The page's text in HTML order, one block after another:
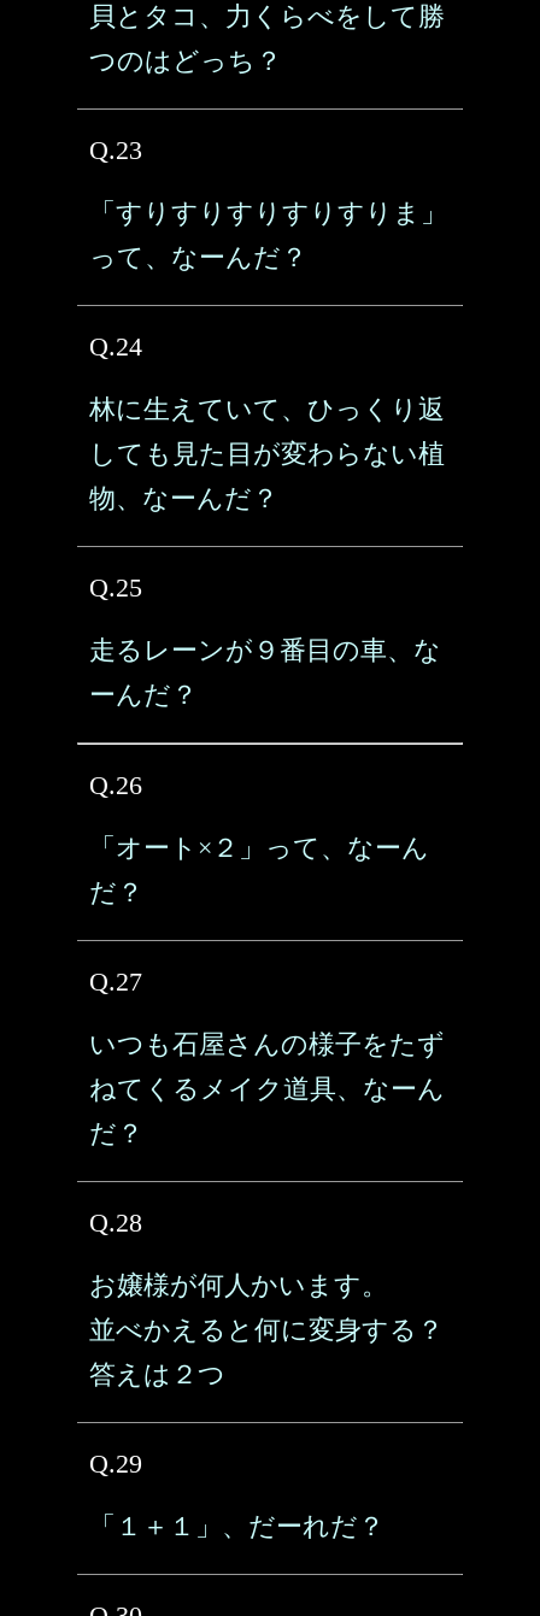
貝とタコ、力くらべをして勝
つのはどっち？
Q.23
「すりすりすりすりすりま」
って、なーんだ？
Q.24
林に生えていて、ひっくり返
しても見た目が変わらない植
物、なーんだ？
Q.25
走るレーンが９番目の車、な
ーんだ？
Q.26
「オート×２」って、なーん
だ？
Q.27
いつも石屋さんの様子をたず
ねてくるメイク道具、なーん
だ？
Q.28
お嬢様が何人かいます。
並べかえると何に変身する？
答えは２つ
Q.29
「１＋１」、だーれだ？